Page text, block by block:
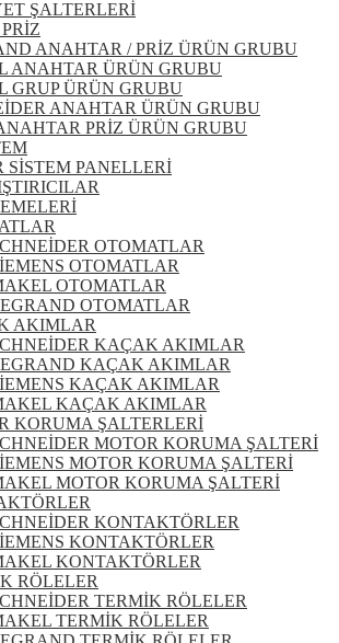
ŞALTERLERİ
ANAHTAR / PRİZ ÜRÜN GRUBU
ANAHTAR ÜRÜN GRUBU
GRUP ÜRÜN GRUBU
ANAHTAR ÜRÜN GRUBU
PRİZ ÜRÜN GRUBU
SİSTEM PANELLERİ
OTOMATLAR
OTOMATLAR
OTOMATLAR
OTOMATLAR
AKIMLAR
KAÇAK AKIMLAR
KAÇAK AKIMLAR
KAÇAK AKIMLAR
KAÇAK AKIMLAR
KORUMA ŞALTERLERİ
MOTOR KORUMA ŞALTERİ
MOTOR KORUMA ŞALTERİ
MOTOR KORUMA ŞALTERİ
KONTAKTÖRLER
KONTAKTÖRLER
KONTAKTÖRLER
RÖLELER
TERMİK RÖLELER
TERMİK RÖLELER